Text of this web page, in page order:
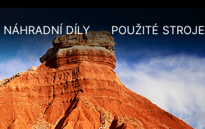
NÁHRADNÍ DÍLY POUŽITÉ STROJE